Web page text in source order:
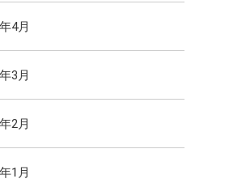
4月
3月
2月
1月